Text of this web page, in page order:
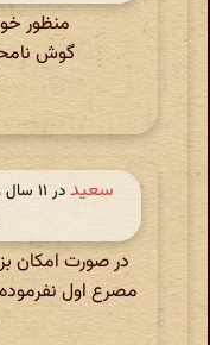
منظور
گوش
سعید
در صورت امکان
مصرع اول